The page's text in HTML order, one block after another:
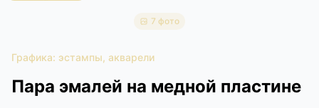
7 фото
Графика: эстампы, акварели
Пара эмалей на медной пластине